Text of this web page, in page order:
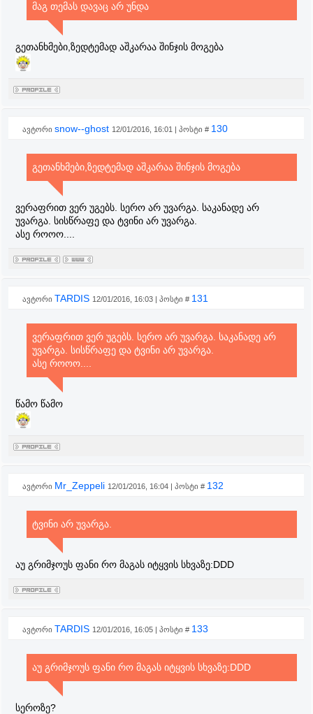
მაგ თემას დავაც არ უნდა
გეთანხმები,ზედტემად აშკარაა შინჯის მოგება
ავტორი snow--ghost 12/01/2016, 16:01 | პოსტი # 130
გეთანხმები,ზედტემად აშკარაა შინჯის მოგება
ვერაფრით ვერ უგებს. სერო არ უვარგა. საკანადე არ
უვარგა. სისწრაფე და ტვინი არ უვარგა.
ასე როოო....
ავტორი TARDIS 12/01/2016, 16:03 | პოსტი # 131
ვერაფრით ვერ უგებს. სერო არ უვარგა. საკანადე არ
უვარგა. სისწრაფე და ტვინი არ უვარგა.
ასე როოო....
წამო წამო
ავტორი Mr_Zeppeli 12/01/2016, 16:04 | პოსტი # 132
ტვინი არ უვარგა.
აუ გრიმჯოუს ფანი რო მაგას იტყვის სხვაზე:DDD
ავტორი TARDIS 12/01/2016, 16:05 | პოსტი # 133
აუ გრიმჯოუს ფანი რო მაგას იტყვის სხვაზე:DDD
სეროზე?